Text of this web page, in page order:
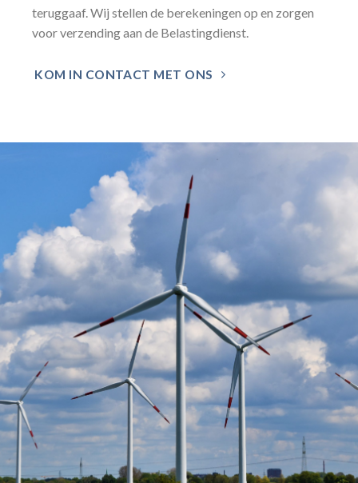
teruggaaf. Wij stellen de berekeningen op en zorgen
voor verzending aan de Belastingdienst.
KOM IN CONTACT MET ONS